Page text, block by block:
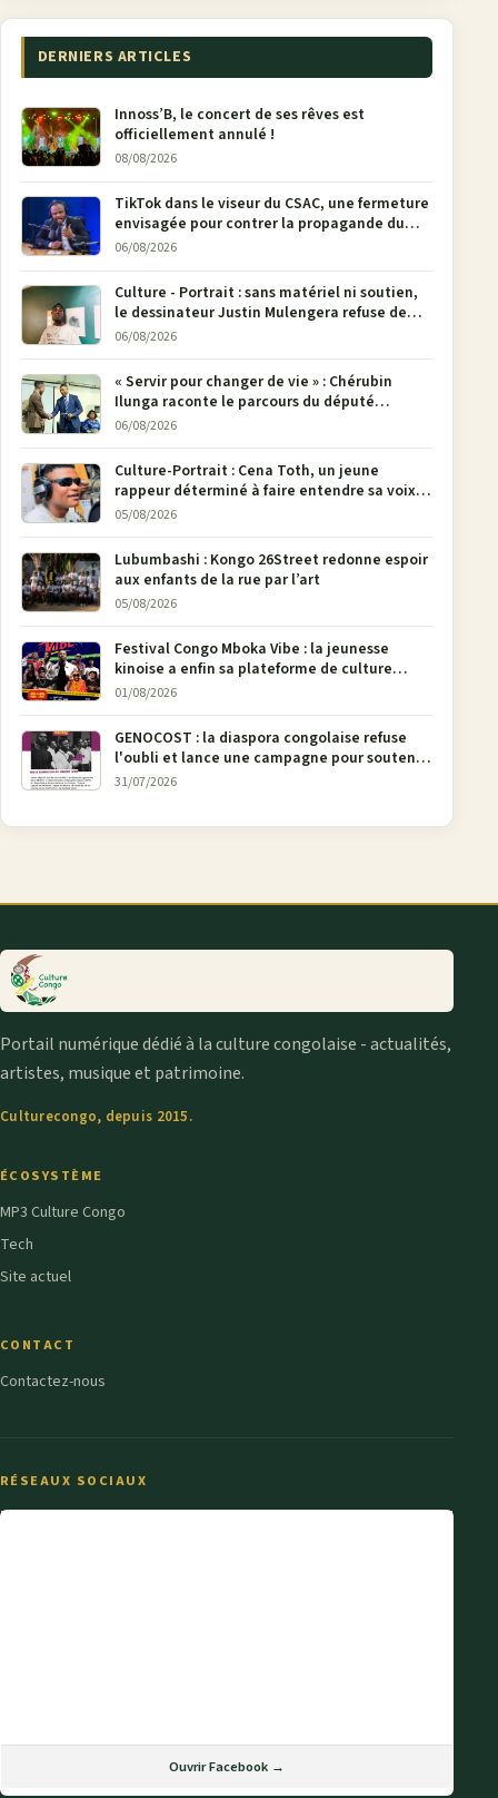
DERNIERS ARTICLES
Innoss’B, le concert de ses rêves est
officiellement annulé !
08/08/2026
TikTok dans le viseur du CSAC, une fermeture
envisagée pour contrer la propagande du
M23
06/08/2026
Culture - Portrait : sans matériel ni soutien,
le dessinateur Justin Mulengera refuse de
poser son crayon
06/08/2026
« Servir pour changer de vie » : Chérubin
Ilunga raconte le parcours du député
national Jethro Muyombi Tshimbu en 137
06/08/2026
Culture-Portrait : Cena Toth, un jeune
rappeur déterminé à faire entendre sa voix à
Bunia
05/08/2026
Lubumbashi : Kongo 26Street redonne espoir
aux enfants de la rue par l’art
05/08/2026
Festival Congo Mboka Vibe : la jeunesse
kinoise a enfin sa plateforme de culture
urbaine
01/08/2026
GENOCOST : la diaspora congolaise refuse
l'oubli et lance une campagne pour soutenir
la pétition FONAREV depuis Bruxelles
31/07/2026
Portail numérique dédié à la culture congolaise - actualités,
artistes, musique et patrimoine.
Culturecongo, depuis 2015.
ÉCOSYSTÈME
MP3 Culture Congo
Tech
Site actuel
CONTACT
Contactez-nous
RÉSEAUX SOCIAUX
Ouvrir Facebook →